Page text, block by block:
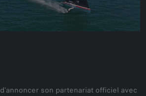
son partenariat officiel avec